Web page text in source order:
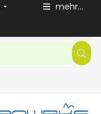
mehr...